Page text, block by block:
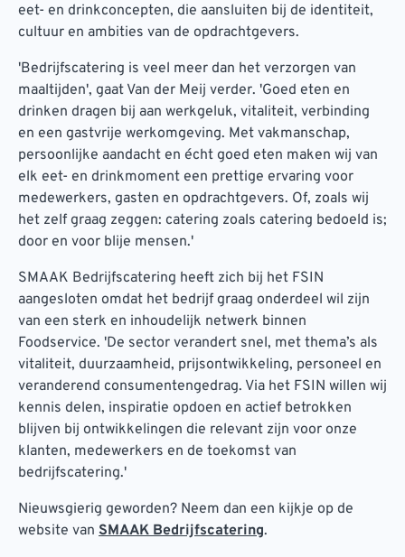
eet- en drinkconcepten, die aansluiten bij de identiteit,
cultuur en ambities van de opdrachtgevers.
'Bedrijfscatering is veel meer dan het verzorgen van
maaltijden', gaat Van der Meij verder. 'Goed eten en
drinken dragen bij aan werkgeluk, vitaliteit, verbinding
en een gastvrije werkomgeving. Met vakmanschap,
persoonlijke aandacht en écht goed eten maken wij van
elk eet- en drinkmoment een prettige ervaring voor
medewerkers, gasten en opdrachtgevers. Of, zoals wij
het zelf graag zeggen: catering zoals catering bedoeld is;
door en voor blije mensen.'
SMAAK Bedrijfscatering heeft zich bij het FSIN
aangesloten omdat het bedrijf graag onderdeel wil zijn
van een sterk en inhoudelijk netwerk binnen
Foodservice. 'De sector verandert snel, met thema’s als
vitaliteit, duurzaamheid, prijsontwikkeling, personeel en
veranderend consumentengedrag. Via het FSIN willen wij
kennis delen, inspiratie opdoen en actief betrokken
blijven bij ontwikkelingen die relevant zijn voor onze
klanten, medewerkers en de toekomst van
bedrijfscatering.'
Nieuwsgierig geworden? Neem dan een kijkje op de
website van SMAAK Bedrijfscatering.